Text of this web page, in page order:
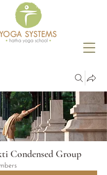
Condensed Group